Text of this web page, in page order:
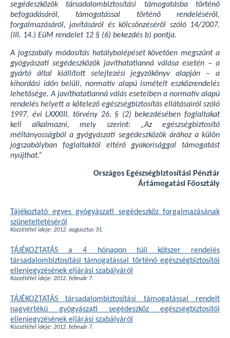
segédeszközök társadalombiztosítási támogatásba történő
befogadásáról, támogatással történő rendeléséről,
forgalmazásáról, javításáról és kölcsönzéséről szóló 14/2007.
(III. 14.) EüM rendelet 12 § (6) bekezdés b) pontja.
A jogszabály módosítás hatálybalépését követően megszűnt a
gyógyászati segédeszközök javíthatatlanná válása esetén – a
gyártó által kiállított selejtezési jegyzőkönyv alapján – a
kihordási időn belüli, normatív alapú ismételt eszközrendelés
lehetősége. A javíthatatlanná válás eseteiben a normatív alapú
rendelés helyett a kötelező egészségbiztosítás ellátásairól szóló
1997. évi LXXXIII. törvény 26. § (2) bekezdésében foglaltakat
kell alkalmazni, mely szerint: „Az egészségbiztosító
méltányosságból a gyógyászati segédeszközök árához a külön
jogszabályban foglaltaktól eltérő gyakorisággal támogatást
nyújthat.”
Országos Egészségbiztosítási Pénztár
Ártámogatási Főosztály
Tájékoztató egyes gyógyászati segédeszköz forgalmazásának
szüneteltetéséről
Közzététel ideje: 2012. augusztus 31.
TÁJÉKOZTATÁS a 4 hónapon túli kötszer rendelés
társadalombiztosítási támogatással történő egészségbiztosítói
ellenjegyzésének eljárási szabályáról
Közzététel ideje: 2012. február 7.
TÁJÉKOZTATÁS társadalombiztosítási támogatással rendelt
nagyértékű gyógyászati segédeszköz egészségbiztosítói
ellenjegyzésének eljárási szabályáról
Közzététel ideje: 2012. február 7.